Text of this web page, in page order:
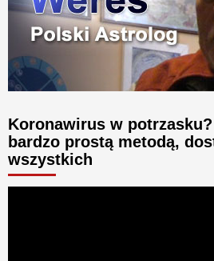
Koronawirus w
bardzo prostą metodą,
wszystkich